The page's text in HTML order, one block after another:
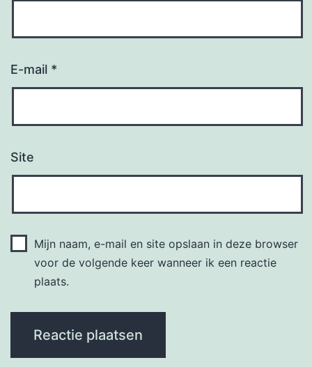
E-mail *
Site
Mijn naam, e-mail en site opslaan in deze browser
voor de volgende keer wanneer ik een reactie
plaats.